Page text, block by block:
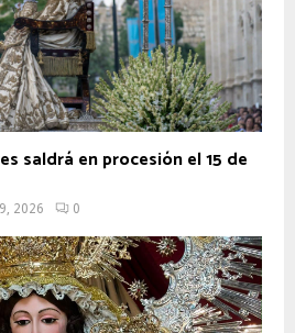
saldrá en procesión el 15 de
2026 0